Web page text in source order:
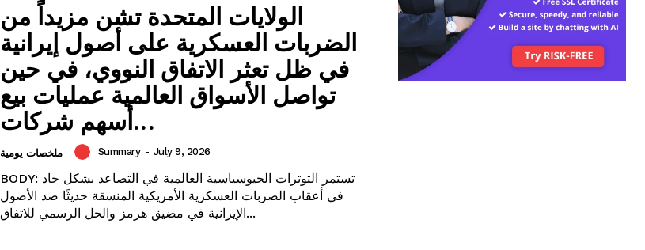
الولايات المتحدة تشن مزيداً من
الضربات العسكرية على أصول إيرانية
في ظل تعثر الاتفاق النووي، في حين
تواصل الأسواق العالمية عمليات بيع
أسهم شركات...
ملخصات يومية Summary - July 9, 2026
BODY: تستمر التوترات الجيوسياسية العالمية في التصاعد بشكل حاد
في أعقاب الضربات العسكرية الأمريكية المنسقة حديثًا ضد الأصول
الإيرانية في مضيق هرمز والحل الرسمي للاتفاق...